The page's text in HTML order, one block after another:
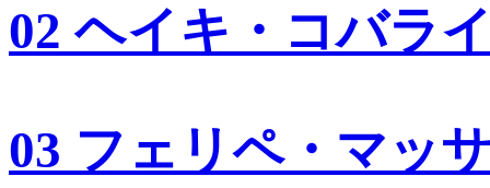
02 ヘイキ・コバラ
03 フェリペ・マッ